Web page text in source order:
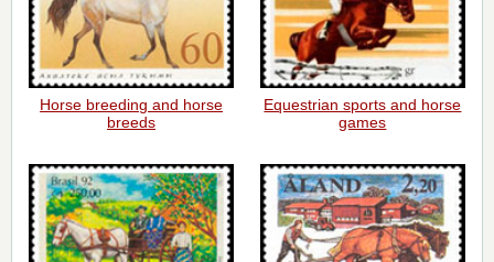
Horse breeding and horse
breeds
Equestrian sports and horse
games